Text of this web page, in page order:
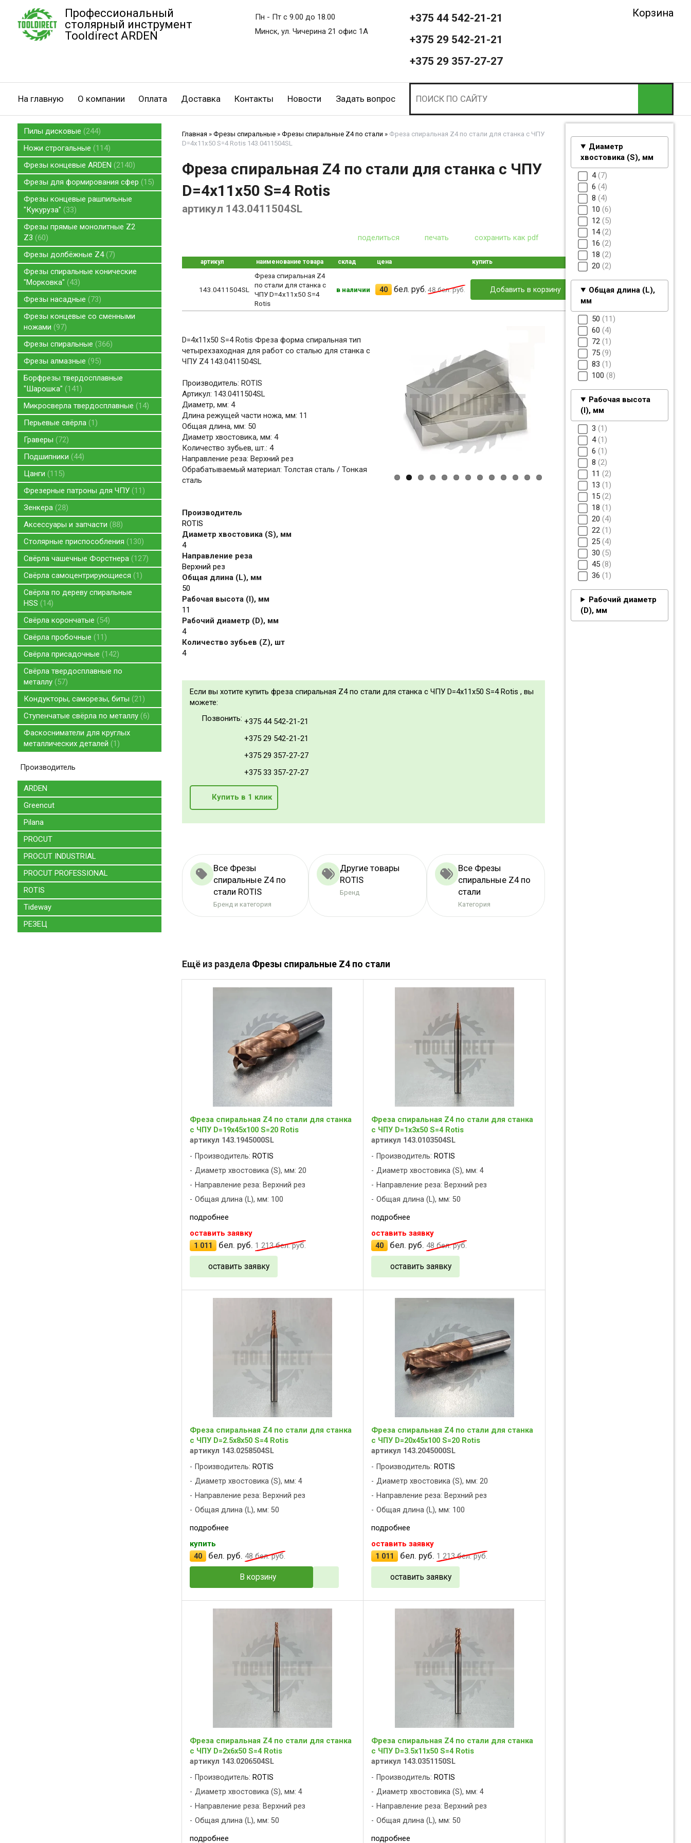
Профессиональный
столярный инструмент
Tooldirect ARDEN
Пн - Пт с 9.00 до 18.00
Минск, ул. Чичерина 21 офис 1А
+375 44 542-21-21
+375 29 542-21-21
+375 29 357-27-27
Корзина
На главную О компании Оплата Доставка Контакты Новости Задать вопрос
Пилы дисковые 244
Ножи строгальные
114
Фрезы концевые ARDEN
2140
Фрезы для формирования сфер
15
Фрезы концевые рашпильные
"Кукуруза"
33
Фрезы прямые монолитные Z2
Z3
60
Фрезы долбёжные Z4 7
Фрезы спиральные конические
"Морковка"
43
Фрезы насадные
73
Фрезы концевые со сменными
ножами
97
Фрезы спиральные
366
Фрезы алмазные
95
Борфрезы твердосплавные
"Шарошка"
141
Микросверла твердосплавные
14
Перьевые свёрла 1
Граверы
72
Подшипники
44
Цанги
115
Фрезерные патроны для ЧПУ 11
Зенкера 28
Аксессуары и запчасти
88
Столярные приспособления
130
Свёрла чашечные Форстнера 127
Свёрла самоцентрирующиеся
1
Свёрла по дереву спиральные
HSS
14
Свёрла корончатые
54
Свёрла пробочные
11
Свёрла присадочные
142
Свёрла твердосплавные по
металлу 57
Кондукторы, саморезы, биты 21
Ступенчатые свёрла по металлу 6
Фаскосниматели для круглых
металлических деталей
1
Производитель
ARDEN
Greencut
Pilana
PROCUT
PROCUT INDUSTRIAL
PROCUT PROFESSIONAL
ROTIS
Tideway
РЕЗЕЦ
Диаметр
хвостовика (S), мм
4 7
6 4
8 4
10 6
12 5
14 2
16 2
18 2
20 2
Общая длина (L),
мм
50 11
60 4
72 1
75 9
83 1
100 8
Рабочая высота
(I), мм
3 1
4 1
6 1
8 2
11 2
13 1
15 2
18 1
20 4
22 1
25 4
30 5
45 8
36 1
Рабочий диаметр
(D), мм
Главная » Фрезы спиральные » Фрезы спиральные Z4 по стали » Фреза спиральная Z4 по стали для станка с ЧПУ
D=4x11x50 S=4 Rotis 143.0411504SL
Фреза спиральная Z4 по стали для станка с ЧПУ
D=4x11x50 S=4 Rotis
артикул 143.0411504SL
поделиться печать сохранить как pdf
артикул наименование товара склад цена купить
143.0411504SL
Фреза спиральная Z4
по стали для станка с
ЧПУ D=4x11x50 S=4
Rotis
в наличии 40 бел. руб. 48бел. руб. Добавить в корзину
D=4x11x50 S=4 Rotis Фреза форма спиральная тип
четырехзаходная для работ со сталью для станка с
ЧПУ Z4 143.0411504SL
Производитель: ROTIS
Артикул: 143.0411504SL
Диаметр, мм: 4
Длина режущей части ножа, мм: 11
Общая длина, мм: 50
Диаметр хвостовика, мм: 4
Количество зубьев, шт.: 4
Направление реза: Верхний рез
Обрабатываемый материал: Толстая сталь / Тонкая
сталь
Производитель
ROTIS
Диаметр хвостовика (S), мм
4
Направление реза
Верхний рез
Общая длина (L), мм
50
Рабочая высота (I), мм
11
Рабочий диаметр (D), мм
4
Количество зубьев (Z), шт
4
Если вы хотите купить фреза спиральная Z4 по стали для станка с ЧПУ D=4x11x50 S=4 Rotis , вы
можете:
Позвонить: +375 44 542-21-21
+375 29 542-21-21
+375 29 357-27-27
+375 33 357-27-27
Купить в 1 клик
Все Фрезы
спиральные Z4 по
стали ROTIS
Бренд и категория
Другие товары
ROTIS
Бренд
Все Фрезы
спиральные Z4 по
стали
Категория
Ещё из раздела Фрезы спиральные Z4 по стали
Фреза спиральная Z4 по стали для станка
с ЧПУ D=19x45x100 S=20 Rotis
артикул 143.1945000SL
Производитель: ROTIS
Диаметр хвостовика (S), мм: 20
Направление реза: Верхний рез
Общая длина (L), мм: 100
подробнее
оставить заявку
1 011 бел. руб. 1 213бел. руб.
оставить заявку
Фреза спиральная Z4 по стали для станка
с ЧПУ D=1x3x50 S=4 Rotis
артикул 143.0103504SL
Производитель: ROTIS
Диаметр хвостовика (S), мм: 4
Направление реза: Верхний рез
Общая длина (L), мм: 50
подробнее
оставить заявку
40
бел. руб. 48 бел. руб.
оставить заявку
Фреза спиральная Z4 по стали для станка
с ЧПУ D=2.5x8x50 S=4 Rotis
артикул 143.0258504SL
Производитель: ROTIS
Диаметр хвостовика (S), мм: 4
Направление реза: Верхний рез
Общая длина (L), мм: 50
подробнее
купить
40 бел. руб. 48 бел. руб.
В корзину
Фреза спиральная Z4 по стали для станка
с ЧПУ D=20x45x100 S=20 Rotis
артикул 143.2045000SL
Производитель: ROTIS
Диаметр хвостовика (S), мм: 20
Направление реза: Верхний рез
Общая длина (L), мм: 100
подробнее
оставить заявку
1 011
бел. руб. 1 213бел. руб.
оставить заявку
Фреза спиральная Z4 по стали для станка
с ЧПУ D=2x6x50 S=4 Rotis
артикул 143.0206504SL
Производитель: ROTIS
Диаметр хвостовика (S), мм: 4
Направление реза: Верхний рез
Общая длина (L), мм: 50
подробнее
Фреза спиральная Z4 по стали для станка
с ЧПУ D=3.5x11x50 S=4 Rotis
артикул 143.0351150SL
Производитель: ROTIS
Диаметр хвостовика (S), мм: 4
Направление реза: Верхний рез
Общая длина (L), мм: 50
подробнее